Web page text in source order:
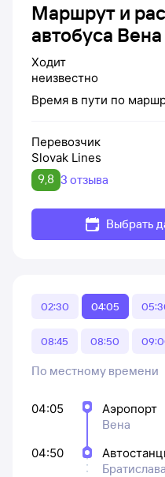
Маршрут и
автобуса
Ходит
неизвестно
Время в пути по
Перевозчик
Slovak Lines
9,8 3 отзыва
Выбрать
02:30 04:05
08:45 08:50
По местному времени
04:05
Аэропорт
Вена
04:50
Братислава